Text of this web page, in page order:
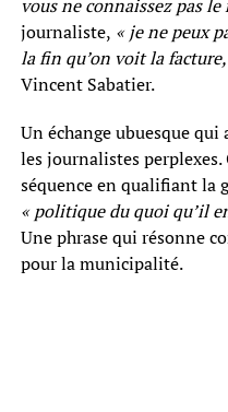
vous ne connaissez pas
journaliste, « je ne peux
la fin qu’on voit la
Vincent Sabatier.
Un échange ubuesque
les journalistes
séquence en qualifiant la
« politique du quoi qu’il
Une phrase qui résonne
pour la municipalité.